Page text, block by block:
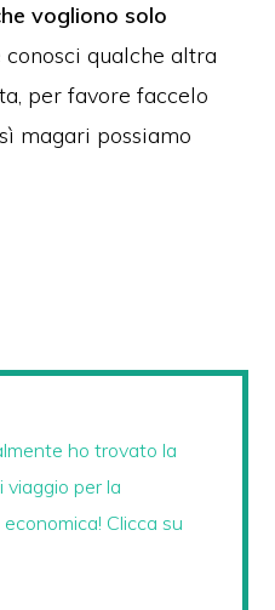
vogliono solo
conosci qualche altra
per favore faccelo
magari possiamo
ho trovato la
viaggio per la
Clicca su